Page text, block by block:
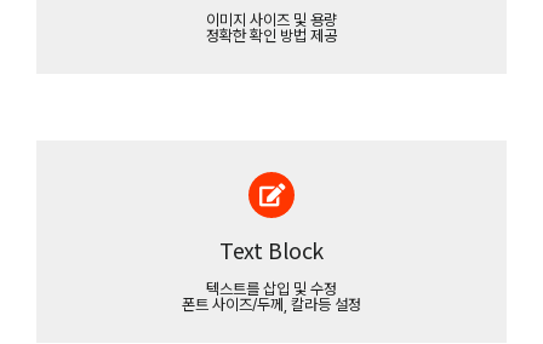
이미지 사이즈 및 용량
정확한 확인 방법 제공
Text Block
텍스트를 삽입 및 수정
폰트 사이즈/두께, 칼라등 설정